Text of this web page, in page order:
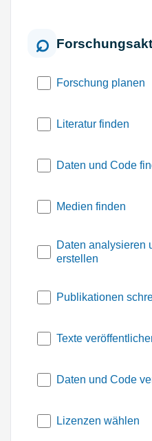
Forschung planen
Literatur finden
Daten und Code
Medien finden
Daten analysieren
erstellen
Publikationen
Texte
Daten und Code
Lizenzen wählen